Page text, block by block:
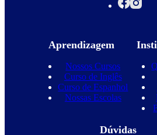
Aprendizagem
Nossos Cursos
Curso de Inglês
Curso de Espanhol
Nossas Escolas
Dúvidas